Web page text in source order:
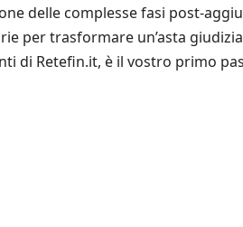
delle complesse fasi post-
per trasformare un’asta
di Retefin.it, è il vostro primo